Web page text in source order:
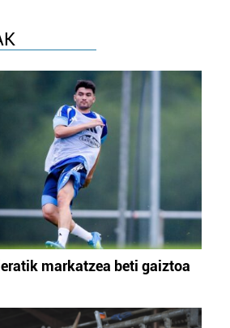
markatzea beti gaiztoa